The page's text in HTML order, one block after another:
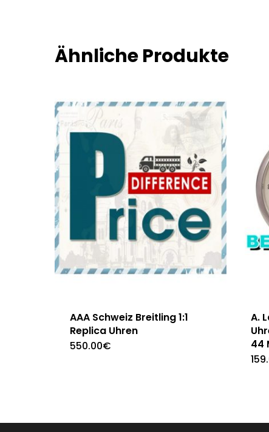
Ähnliche Produkte
AAA Schweiz Breitling 1:1
Replica Uhren
550.00€
A.
44